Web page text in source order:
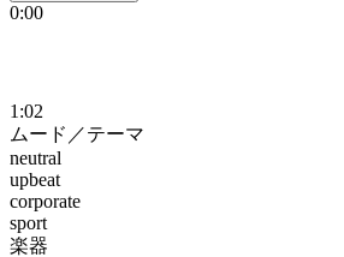
0:00
1:02
ムード／テーマ
neutral
upbeat
corporate
sport
楽器